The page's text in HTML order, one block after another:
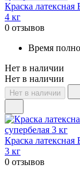
Краска
4 кг
0 отзывов
Время
Нет в наличии
Нет в наличии
Нет в наличии
Краска
3 кг
0 отзывов